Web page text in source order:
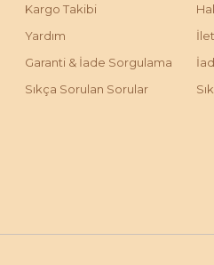
Kargo Takibi
Yardım
Garanti & İade Sorgulama
Sıkça Sorulan Sorular